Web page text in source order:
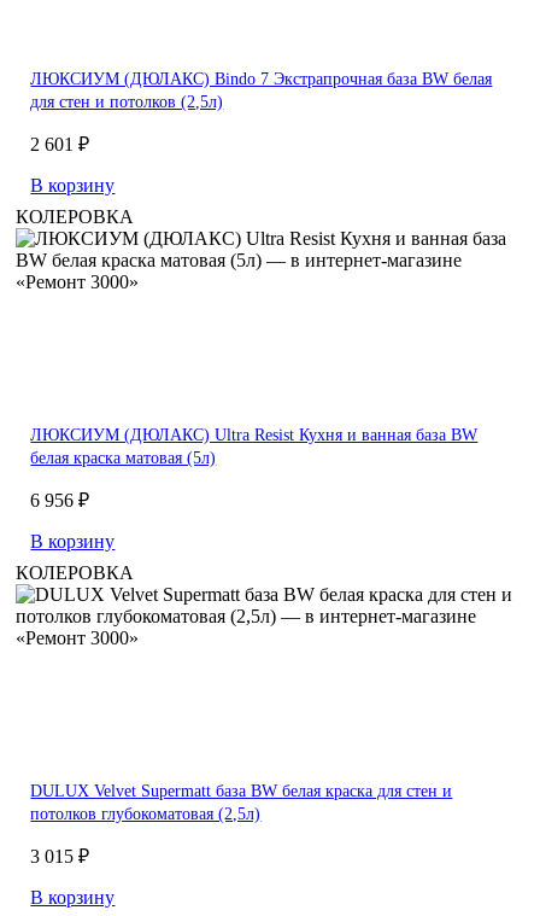
ЛЮКСИУМ (ДЮЛАКС) Bindo 7 Экстрапрочная база BW белая
для стен и потолков (2,5л)
2 601 ₽
В корзину
КОЛЕРОВКА
ЛЮКСИУМ (ДЮЛАКС) Ultra Resist Кухня и ванная база BW
белая краска матовая (5л)
6 956 ₽
В корзину
КОЛЕРОВКА
DULUX Velvet Supermatt база BW белая краска для стен и
потолков глубокоматовая (2,5л)
3 015 ₽
В корзину